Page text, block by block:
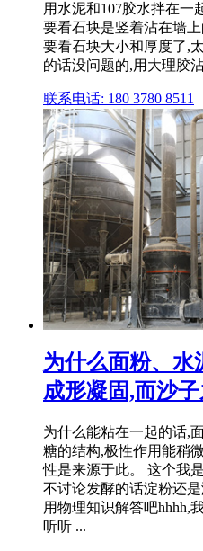
用水泥和107胶水拌在一
要看石块是竖着沾在墙
要看石块大小和厚度了,
的话没问题的,用大理胶
联系电话: 180 3780 8511
为什么面粉、水
成形凝固,而沙
为什么能粘在一起的话,
糖的结构,极性作用能稍
性是来源于此。 这个我
不讨论发酵的话淀粉还
用物理知识解答吧hhhh,
听听 ...